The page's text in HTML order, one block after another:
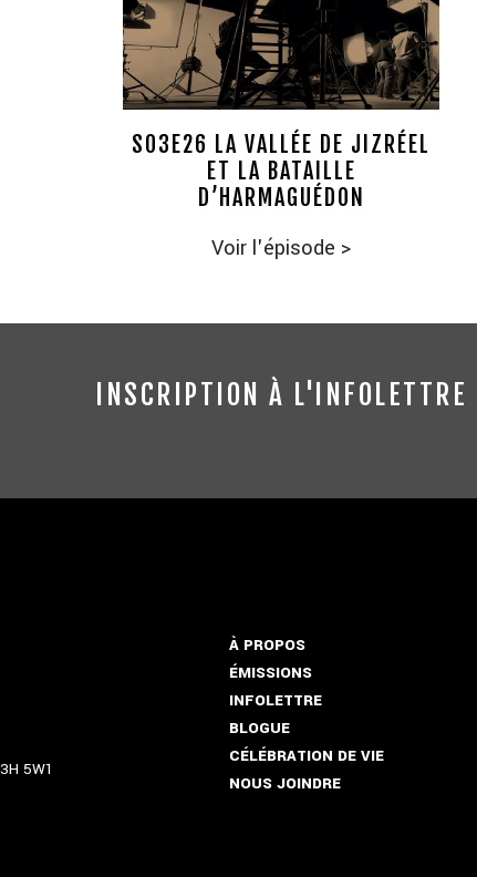
S03E26 LA VALLÉE DE JIZRÉEL
ET LA BATAILLE
D’HARMAGUÉDON
Voir l'épisode >
INSCRIPTION À L'INFOLETTRE
5W1
À PROPOS
ÉMISSIONS
INFOLETTRE
BLOGUE
CÉLÉBRATION DE VIE
NOUS JOINDRE